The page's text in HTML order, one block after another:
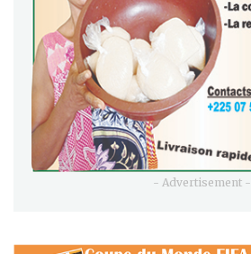
- Advertisement -